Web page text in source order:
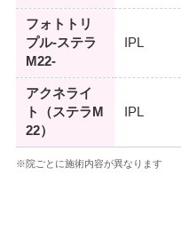
フォトトリ
プル-ステラ
M22-
IPL
アクネライ
ト（ステラM
22）
IPL
※院ごとに施術内容が異なります